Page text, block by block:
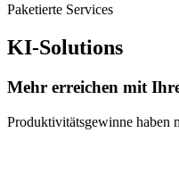
Paketierte Services
KI-Solutions
Mehr erreichen mit
Produktivitätsgewinne haben